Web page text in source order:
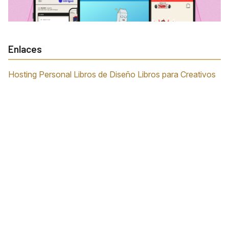
Enlaces
Hosting Personal Libros de Diseño Libros para Creativos